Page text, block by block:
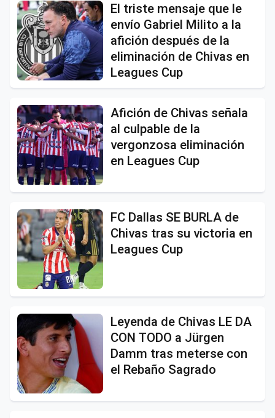
El triste mensaje que le
envío Gabriel Milito a la
afición después de la
eliminación de Chivas en
Leagues Cup
Afición de Chivas señala
al culpable de la
vergonzosa eliminación
en Leagues Cup
FC Dallas SE BURLA de
Chivas tras su victoria en
Leagues Cup
Leyenda de Chivas LE DA
CON TODO a Jürgen
Damm tras meterse con
el Rebaño Sagrado